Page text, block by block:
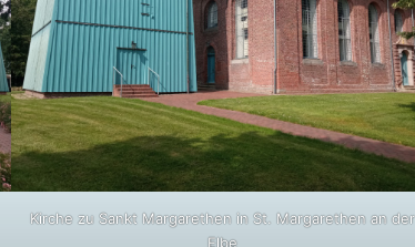
Kirche zu Sankt Margarethen in St. Margarethen an der
Elbe